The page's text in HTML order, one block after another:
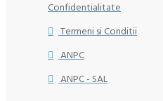
Confidentialitate
Termeni si Conditii
ANPC
ANPC - SAL